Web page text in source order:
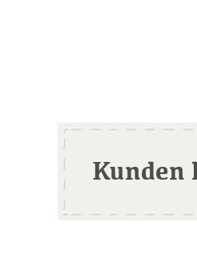
Kunden